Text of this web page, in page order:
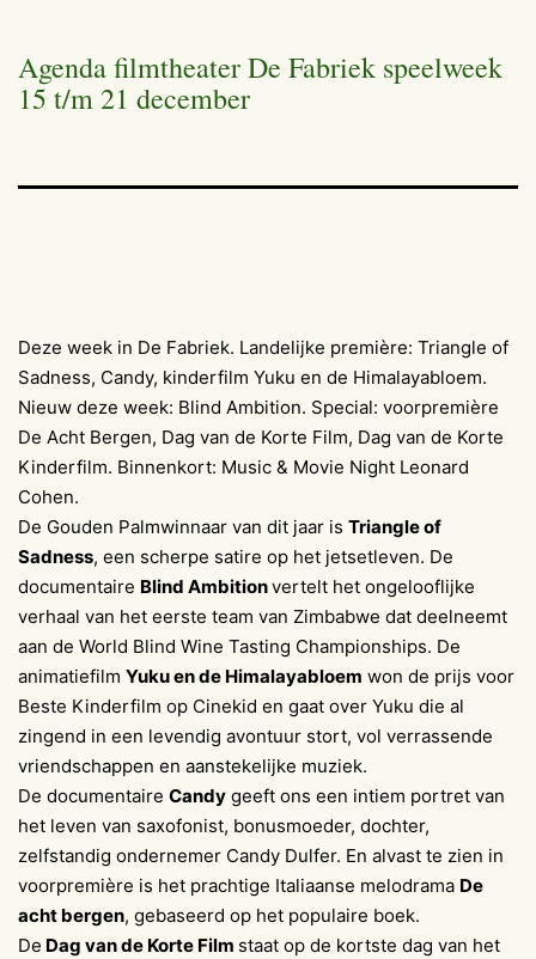
Agenda filmtheater De Fabriek speelweek
15 t/m 21 december
Deze week in De Fabriek. Landelijke première: Triangle of
Sadness, Candy, kinderfilm Yuku en de Himalayabloem.
Nieuw deze week: Blind Ambition. Special: voorpremière
De Acht Bergen, Dag van de Korte Film, Dag van de Korte
Kinderfilm. Binnenkort: Music & Movie Night Leonard
Cohen.
De Gouden Palmwinnaar van dit jaar is Triangle of
Sadness, een scherpe satire op het jetsetleven. De
documentaire Blind Ambitionvertelt het ongelooflijke
verhaal van het eerste team van Zimbabwe dat deelneemt
aan de World Blind Wine Tasting Championships. De
animatiefilm Yuku en de Himalayabloem won de prijs voor
Beste Kinderfilm op Cinekid en gaat over Yuku die al
zingend in een levendig avontuur stort, vol verrassende
vriendschappen en aanstekelijke muziek.
De documentaire Candy geeft ons een intiem portret van
het leven van saxofonist, bonusmoeder, dochter,
zelfstandig ondernemer Candy Dulfer. En alvast te zien in
voorpremière is het prachtige Italiaanse melodrama De
acht bergen, gebaseerd op het populaire boek.
De Dag van de Korte Film staat op de kortste dag van het